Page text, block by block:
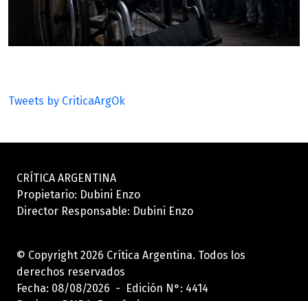
Tweets by CriticaArgOk
CRÍTICA ARGENTINA
Propietario: Dubini Enzo
Director Responsable: Dubini Enzo
© Copyright 2026 Crítica Argentina. Todos los
derechos reservados
Fecha: 08/08/2026 - Edición N°: 4414